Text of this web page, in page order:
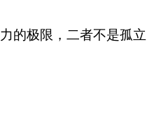
的极限，二者不是孤立